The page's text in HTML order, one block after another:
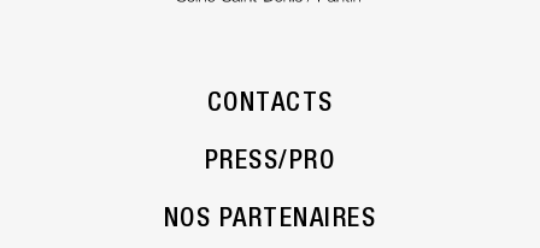
CONTACTS
PRESS/PRO
NOS PARTENAIRES